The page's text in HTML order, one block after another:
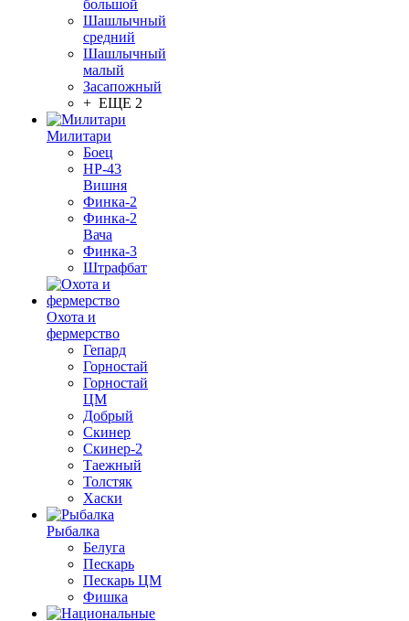
большой
Шашлычный
средний
Шашлычный
малый
Засапожный
+ ЕЩЕ 2
Милитари
Боец
НР-43
Вишня
Финка-2
Финка-2
Вача
Финка-3
Штрафбат
Охота и
фермерство
Гепард
Горностай
Горностай
ЦМ
Добрый
Скинер
Скинер-2
Таежный
Толстяк
Хаски
Рыбалка
Белуга
Пескарь
Пескарь ЦМ
Фишка